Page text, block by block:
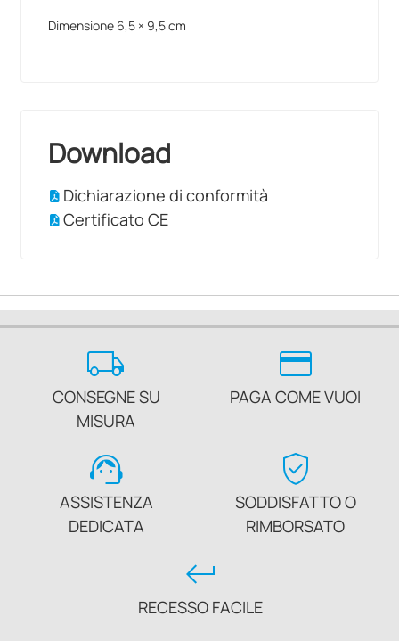
Dimensione 6,5 × 9,5 cm
Download
Dichiarazione di conformità
Certificato CE
local_shipping
CONSEGNE SU
MISURA
credit_card
PAGA COME VUOI
support_agent
ASSISTENZA
DEDICATA
verified_user
SODDISFATTO O
RIMBORSATO
keyboard_return
RECESSO FACILE